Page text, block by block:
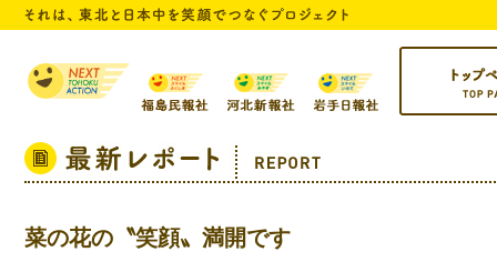
菜の花の〝笑顔〟満開です